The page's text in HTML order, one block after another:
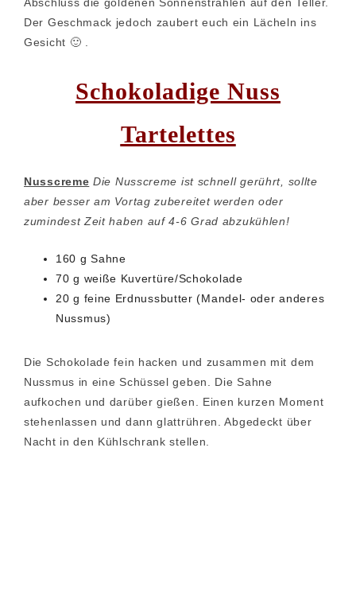
Der Geschmack jedoch zaubert euch ein Lächeln ins
Gesicht 🙂 .
Schokoladige Nuss
Tartelettes
Nusscreme Die Nusscreme ist schnell gerührt, sollte
aber besser am Vortag zubereitet werden oder
zumindest Zeit haben auf 4-6 Grad abzukühlen!
160 g Sahne
70 g weiße Kuvertüre/Schokolade
20 g feine Erdnussbutter (Mandel- oder anderes
Nussmus)
Die Schokolade fein hacken und zusammen mit dem
Nussmus in eine Schüssel geben. Die Sahne
aufkochen und darüber gießen. Einen kurzen Moment
stehenlassen und dann glattrühren. Abgedeckt über
Nacht in den Kühlschrank stellen.